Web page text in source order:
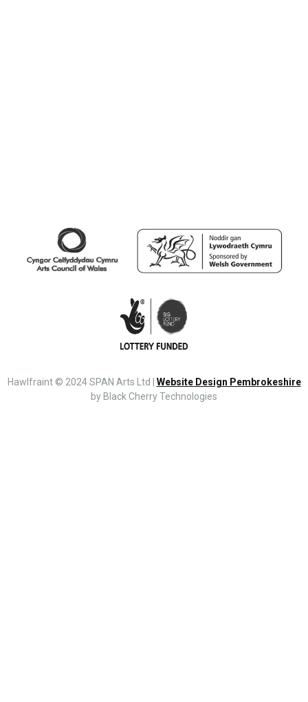
Hawlfraint © 2024 SPAN Arts Ltd | Website Design Pembrokeshire
by Black Cherry Technologies